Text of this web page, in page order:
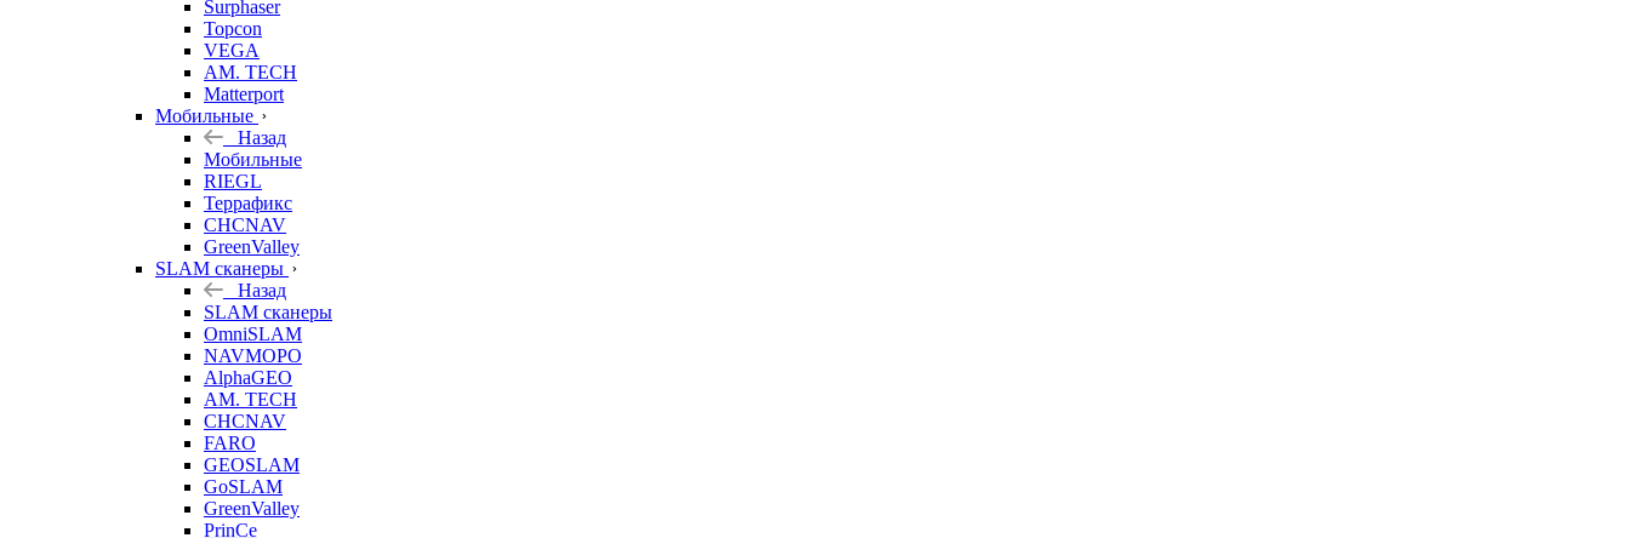
Surphaser
Topcon
VEGA
AM. TECH
Matterport
Мобильные
Назад
Мобильные
RIEGL
Террафикс
CHCNAV
GreenValley
SLAM сканеры
Назад
SLAM сканеры
OmniSLAM
NAVMOPO
AlphaGEO
AM. TECH
CHCNAV
FARO
GEOSLAM
GoSLAM
GreenValley
PrinCe